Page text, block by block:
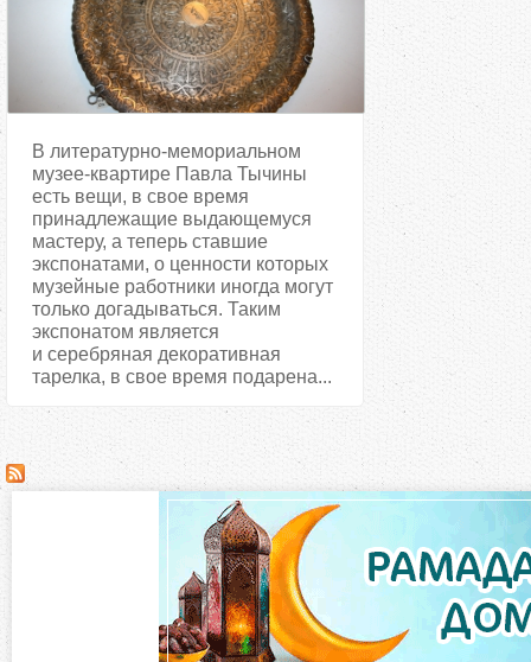
В литературно-мемориальном
музее-квартире Павла Тычины
есть вещи, в свое время
принадлежащие выдающемуся
мастеру, а теперь ставшие
экспонатами, о ценности которых
музейные работники иногда могут
только догадываться. Таким
экспонатом является
и серебряная декоративная
тарелка, в свое время подарена...